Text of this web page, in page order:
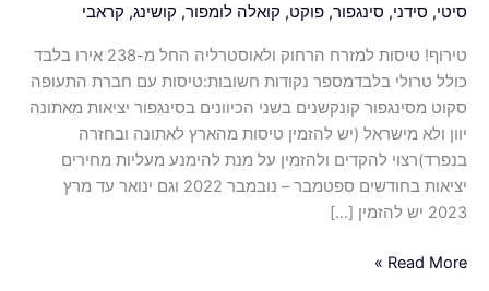
סיטי, סידני, סינגפור, פוקט, קואלה לומפור, קושינג, קראבי
טירוף! טיסות למזרח הרחוק ולאוסטרליה החל מ-238 אירו בלבד
כולל טרולי בלבדמספר נקודות חשובות:טיסות עם חברת התעופה
סקוט מסינגפור קונקשנים בשני הכיוונים בסינגפור יציאות מאתונה
יוון ולא מישראל (יש להזמין טיסות מהארץ לאתונה ובחזרה
בנפרד)רצוי להקדים ולהזמין על מנת להימנע מעליות מחירים
יציאות בחודשים ספטמבר – נובמבר 2022 וגם ינואר עד מרץ
2023 יש להזמין […]
Read More »